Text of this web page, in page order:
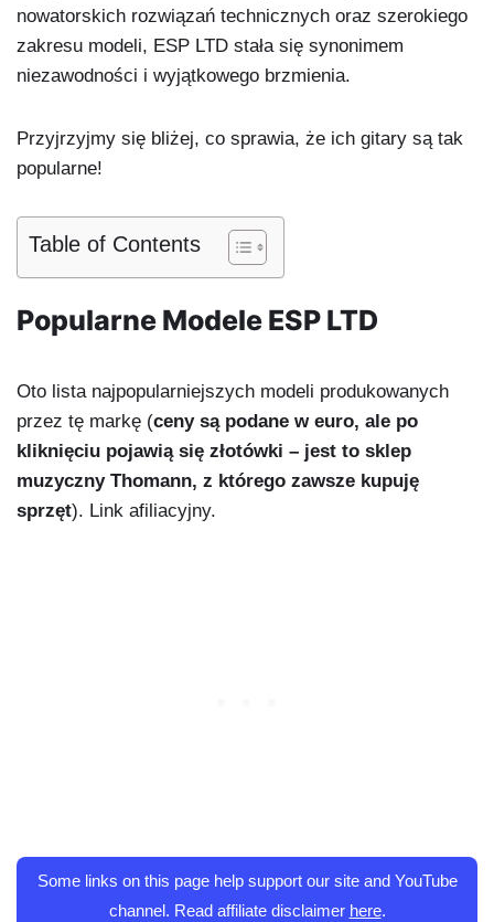
nowatorskich rozwiązań technicznych oraz szerokiego
zakresu modeli, ESP LTD stała się synonimem
niezawodności i wyjątkowego brzmienia.
Przyjrzyjmy się bliżej, co sprawia, że ich gitary są tak
popularne!
Table of Contents
Popularne Modele ESP LTD
Oto lista najpopularniejszych modeli produkowanych
przez tę markę (ceny są podane w euro, ale po
kliknięciu pojawią się złotówki – jest to sklep
muzyczny Thomann, z którego zawsze kupuję
sprzęt). Link afiliacyjny.
Some links on this page help support our site and YouTube
channel. Read affiliate disclaimer here.